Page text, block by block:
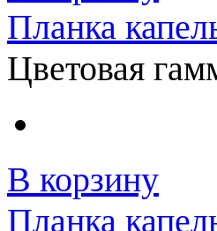
Планка
Цветовая
В корзину
Планка